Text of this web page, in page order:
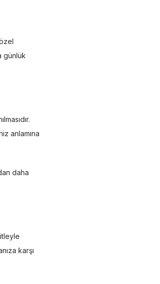
günlük
anlamına
daha
karşı